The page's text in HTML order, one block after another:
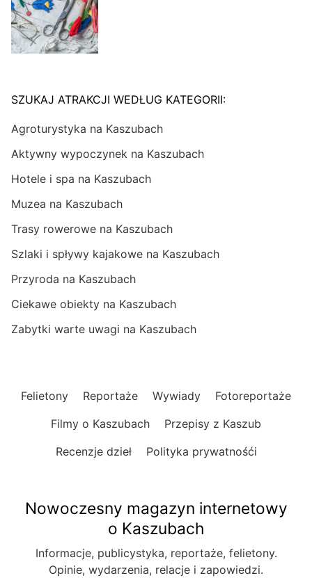
SZUKAJ ATRAKCJI WEDŁUG KATEGORII:
Agroturystyka na Kaszubach
Aktywny wypoczynek na Kaszubach
Hotele i spa na Kaszubach
Muzea na Kaszubach
Trasy rowerowe na Kaszubach
Szlaki i spływy kajakowe na Kaszubach
Przyroda na Kaszubach
Ciekawe obiekty na Kaszubach
Zabytki warte uwagi na Kaszubach
Felietony Reportaże Wywiady
Fotoreportaże
Filmy o Kaszubach
Przepisy z Kaszub
Recenzje dzieł
Polityka prywatnośći
Nowoczesny magazyn internetowy
o Kaszubach
Informacje, publicystyka, reportaże, felietony.
Opinie, wydarzenia, relacje i zapowiedzi.